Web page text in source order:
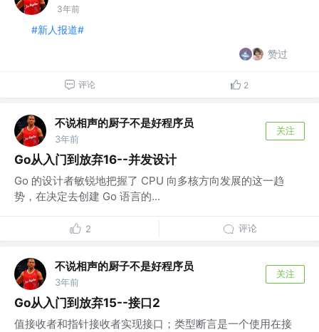
3年前
#新人报道#
赞过
评论 2
不说相声的厨子不是好程序员
3年前
关注
Go从入门到放弃16--并发设计
Go 的设计者敏锐地把握了 CPU 向多核方向发展的这一趋
势，在决定去创建 Go 语言的...
2 评论
不说相声的厨子不是好程序员
3年前
关注
Go从入门到放弃15--接口2
值接收者和指针接收者实现接口；类型断言是一个使用在接